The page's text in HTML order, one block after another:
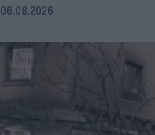
06.08.2026